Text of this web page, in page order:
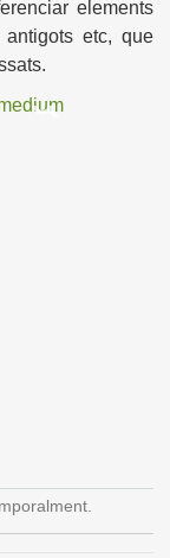
elements
antigots etc, que